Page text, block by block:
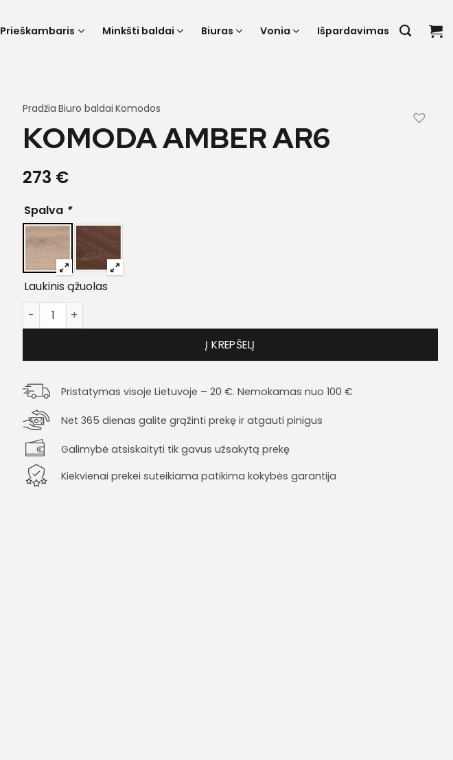
Prieškambaris Minkšti baldai Biuras Vonia Išpardavimas
Pradžia Biuro baldai Komodos
KOMODA AMBER AR6
273 €
Spalva *
Laukinis ąžuolas
produkto kiekis: Komoda Amber AR6
Į KREPŠELĮ
Pristatymas visoje Lietuvoje – 20 €. Nemokamas nuo 100 €
Net 365 dienas galite grąžinti prekę ir atgauti pinigus
Galimybė atsiskaityti tik gavus užsakytą prekę
Kiekvienai prekei suteikiama patikima kokybės garantija